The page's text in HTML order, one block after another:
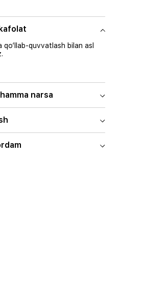
quvvatlash bilan asl
narsa